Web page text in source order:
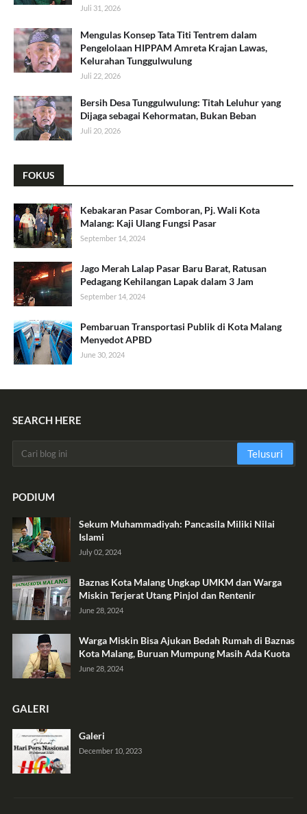
Juli 31, 2026
​Mengulas Konsep Tata Titi Tentrem dalam
Pengelolaan HIPPAM Amreta Krajan Lawas,
Kelurahan Tunggulwulung
Juli 22, 2026
Bersih Desa Tunggulwulung: Titah Leluhur yang
Dijaga sebagai Kehormatan, Bukan Beban
Juli 20, 2026
FOKUS
Kebakaran Pasar Comboran, Pj. Wali Kota
Malang: Kaji Ulang Fungsi Pasar
September 14, 2024
Jago Merah Lalap Pasar Baru Barat, Ratusan
Pedagang Kehilangan Lapak dalam 3 Jam
September 14, 2024
Pembaruan Transportasi Publik di Kota Malang
Menyedot APBD
June 30, 2024
SEARCH HERE
PODIUM
Sekum Muhammadiyah: Pancasila Miliki Nilai
Islami
July 02, 2024
Baznas Kota Malang Ungkap UMKM dan Warga
Miskin Terjerat Utang Pinjol dan Rentenir
June 28, 2024
Warga Miskin Bisa Ajukan Bedah Rumah di Baznas
Kota Malang, Buruan Mumpung Masih Ada Kuota
June 28, 2024
GALERI
Galeri
December 10, 2023